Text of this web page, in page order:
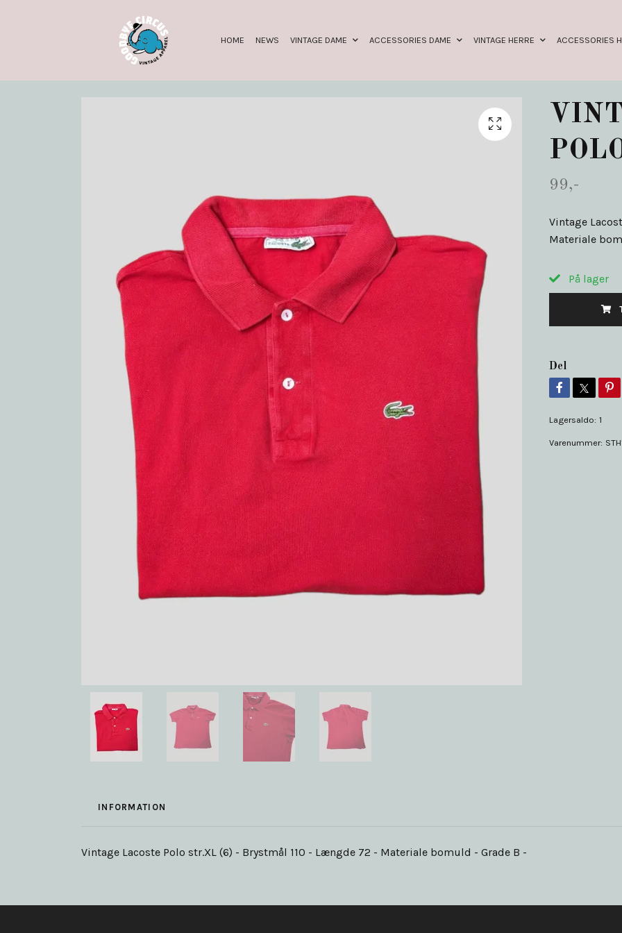
HOME NEWS VINTAGE DAME ACCESSORIES DAME VINTAGE HERRE ACCESSORIES
99,-
Vintage
Materiale
På lager
Del
Lagersaldo: 1
Varenummer:
INFORMATION
Vintage Lacoste Polo str.XL (6) - Brystmål 110 - Længde 72 - Materiale bomuld - Grade B -